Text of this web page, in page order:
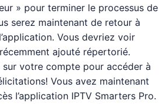
» pour terminer le processus de
serez maintenant de retour à
Vous devriez voir
ajouté répertorié.
sur votre compte pour accéder à
Vous avez maintenant
l’application IPTV Smarters Pro.